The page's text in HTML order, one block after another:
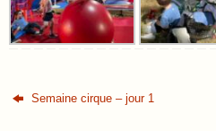
Semaine cirque – jour 1